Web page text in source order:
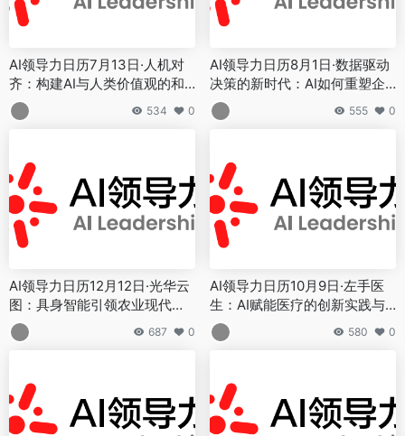
AI领导力日历7月13日·人机对
齐：构建AI与人类价值观的和
谐共生
534 0
AI领导力日历8月1日·数据驱动
决策的新时代：AI如何重塑企
业洞察力
555 0
AI领导力日历12月12日·光华云
图：具身智能引领农业现代化
变革
687 0
AI领导力日历10月9日·左手医
生：AI赋能医疗的创新实践与
未来展望
580 0